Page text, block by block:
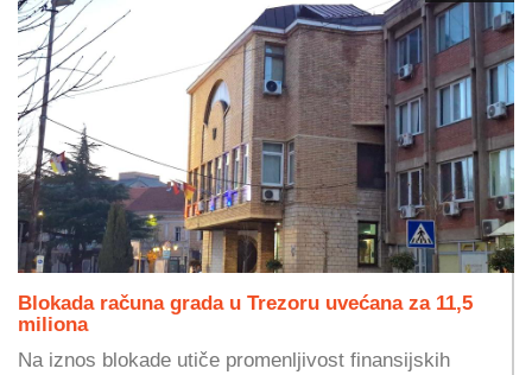
Blokada računa grada u Trezoru uvećana za 11,5
miliona
Na iznos blokade utiče promenljivost finansijskih